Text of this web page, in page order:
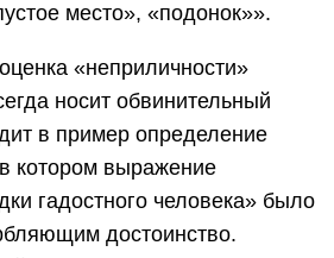
место», «подонок»».
«неприличности»
носит обвинительный
в пример определение
котором выражение
гадостного человека» было
достоинство.